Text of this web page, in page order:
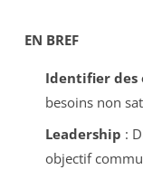
EN BREF
Identifier
besoins non
Leadership :
objectif